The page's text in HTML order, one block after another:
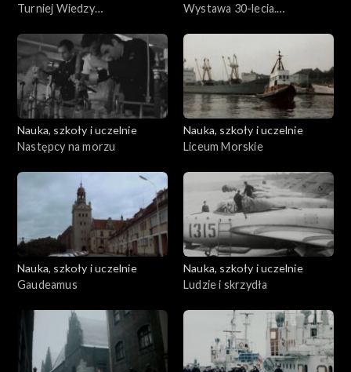
Turniej Wiedzy
Wystawa 30-lecia.
Nauka, szkoły i uczelnie
Następcy na morzu
Nauka, szkoły i uczelnie
Liceum Morskie
Nauka, szkoły i uczelnie
Gaudeamus
Nauka, szkoły i uczelnie
Ludzie i skrzydła